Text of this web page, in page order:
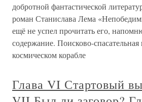
добротной фантастической
роман Станислава Лема
ещё не успел прочитать его,
содержание. Поисково-спасательная
космическом корабле
Глава VI Стартовый